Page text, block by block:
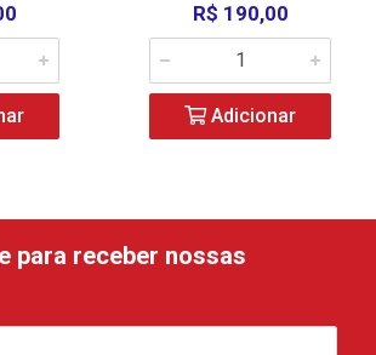
R$ 190,00
Adicionar
para receber nossas